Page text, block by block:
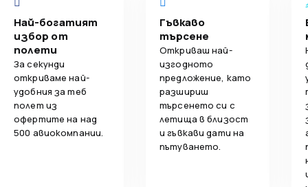
5,0 Обслужване
Най-богатият
избор от
полети
За секунди
откриваме най-
удобния за теб
полет из
офертите на над
500 авиокомпании.
Гъвкаво
търсене
Откриваш най-
изгодното
предложение, като
разшириш
търсенето си с
летища в близост
и гъвкави дати на
пътуването.